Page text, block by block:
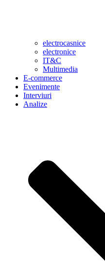
electrocasnice
electronice
IT&C
Multimedia
E-commerce
Evenimente
Interviuri
Analize